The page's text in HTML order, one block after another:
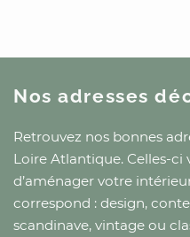
Nos adresses
Retrouvez nos bonnes
Loire Atlantique. Celles-
d’aménager votre
correspond : design,
scandinave, vintage ou